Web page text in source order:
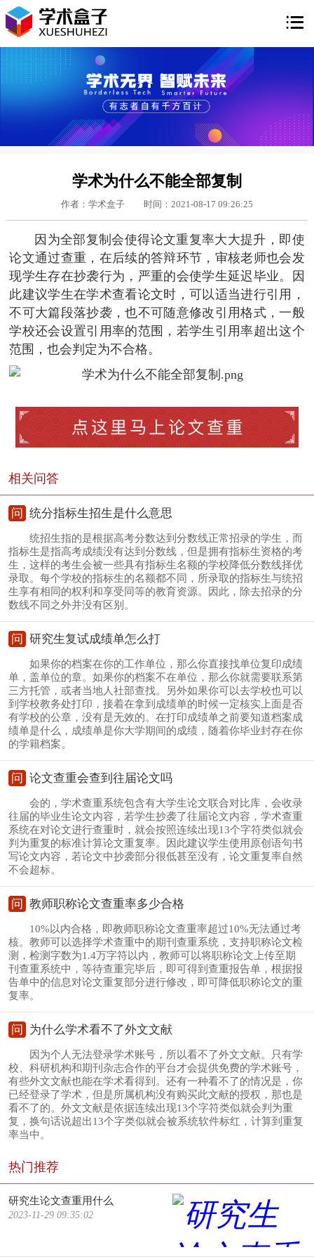

学术为什么不能全部复制
作者：学术盒子 时间：2021-08-17 09:26:25
因为全部复制会使得论文重复率大大提升，即使
论文通过查重，在后续的答辩环节，审核老师也会发
现学生存在抄袭行为，严重的会使学生延迟毕业。因
此建议学生在学术查看论文时，可以适当进行引用，
不可大篇段落抄袭，也不可随意修改引用格式，一般
学校还会设置引用率的范围，若学生引用率超出这个
范围，也会判定为不合格。
相关问答
问 统分指标生招生是什么意思
统招生指的是根据高考分数达到分数线正常招录的学生，而
指标生是指高考成绩没有达到分数线，但是拥有指标生资格的考
生，这样的考生会被一些具有指标生名额的学校降低分数线择优
录取。每个学校的指标生的名额都不同，所录取的指标生与统招
生享有相同的权利和享受同等的教育资源。因此，除去招录的分
数线不同之外并没有区别。
问 研究生复试成绩单怎么打
如果你的档案在你的工作单位，那么你直接找单位复印成绩
单，盖单位的章。如果你的档案不在单位，那么你就需要联系第
三方托管，或者当地人社部查找。另外如果你可以去学校也可以
到学校教务处打印，接着在拿到成绩单的时候一定核实上面是否
有学校的公章，没有是无效的。在打印成绩单之前要知道档案成
绩单是什么，成绩单是你大学期间的成绩，随着你毕业封存在你
的学籍档案。
问 论文查重会查到往届论文吗
会的，学术查重系统包含有大学生论文联合对比库，会收录
往届的毕业生论文内容，若学生抄袭了往届论文内容，学术查重
系统在对论文进行查重时，就会按照连续出现13个字符类似就会
判为重复的标准计算论文重复率。因此建议学生使用原创语句书
写论文内容，若论文中抄袭部分很低甚至没有，论文重复率自然
不会超标。
问 教师职称论文查重率多少合格
10%以内合格，即教师职称论文查重率超过10%无法通过考
核。教师可以选择学术查重中的期刊查重系统，支持职称论文检
测，检测字数为1.4万字符以内，教师可以将职称论文上传至期
刊查重系统中，等待查重完毕后，即可得到查重报告单，根据报
告单中的信息对论文重复部分进行修改，即可降低职称论文的重
复率。
问 为什么学术看不了外文文献
因为个人无法登录学术账号，所以看不了外文文献。只有学
校、科研机构和期刊杂志合作的平台才会提供免费的学术账号，
有些外文文献也能在学术看得到。还有一种看不了的情况是，你
已经登录了学术，但是所属机构没有购买此文献的授权，那也是
看不了的。外文文献是依据连续出现13个字符类似就会判为重
复，换句话说超出13个字类似就会被系统软件标红，计算到重复
率当中。
热门推荐
研究生论文查重用什么
2023-11-29 09:35:02